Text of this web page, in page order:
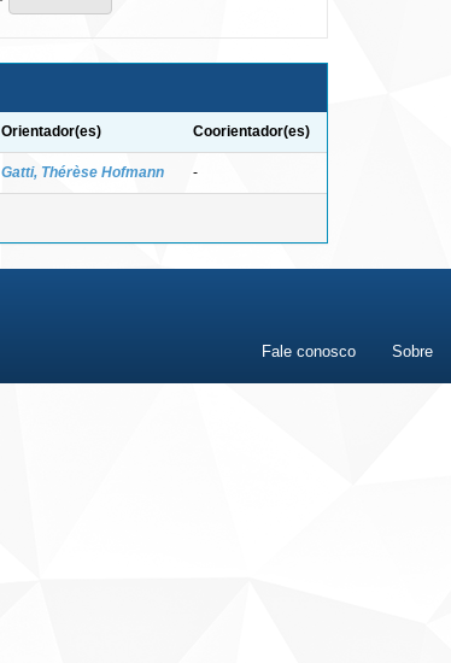
Orientador(es) Coorientador(es)
Gatti, Thérèse Hofmann -
Fale conosco Sobre